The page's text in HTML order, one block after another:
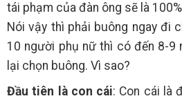
tái phạm của đàn ông sẽ là
Nói vậy thì phải buông ngay đi
10 người phụ nữ thì có đến 8-9
lại chọn buông. Vì sao?
Đầu tiên là con cái: Con cái là